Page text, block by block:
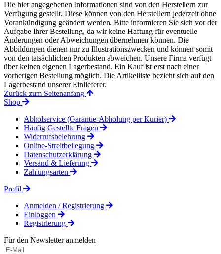
Die hier angegebenen Informationen sind von den Herstellern zur
Verfügung gestellt. Diese können von den Herstellern jederzeit ohne
Vorankündigung geändert werden. Bitte informieren Sie sich vor der
Aufgabe Ihrer Bestellung, da wir keine Haftung für eventuelle
Änderungen oder Abweichungen übernehmen können. Die
Abbildungen dienen nur zu Illustrationszwecken und können somit
von den tatsächlichen Produkten abweichen. Unsere Firma verfügt
über keinen eigenen Lagerbestand. Ein Kauf ist erst nach einer
vorherigen Bestellung möglich. Die Artikelliste bezieht sich auf den
Lagerbestand unserer Einlieferer.
Zurück zum Seitenanfang
Shop
Abholservice (Garantie-Abholung per Kurier)
Häufig Gestellte Fragen
Widerrufsbelehrung
Online-Streitbeilegung
Datenschutzerklärung
Versand & Lieferung
Zahlungsarten
Profil
Anmelden / Registrierung
Einloggen
Registrierung
Für den Newsletter anmelden